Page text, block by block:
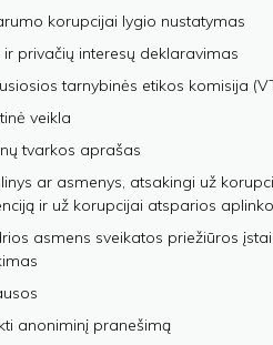
korupcijai lygio nustatymas
privačių interesų deklaravimas
tarnybinės etikos komisija
veikla
tvarkos aprašas
ar asmenys, atsakingi už
ir už korupcijai atsparios
asmens sveikatos priežiūros
anoniminį pranešimą